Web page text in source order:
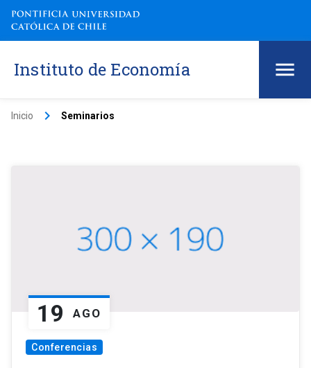
Instituto de Economía
Inicio keyboard_arrow_right Seminarios
19 AGO
Conferencias